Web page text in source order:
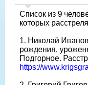
Список из 9
которых
1. Николай
рождения,
Подгорное.
https://